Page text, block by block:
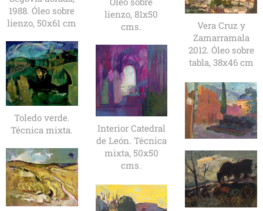
lienzo, 81x50
cms.
1988. Óleo sobre
lienzo, 50x61 cm
Vera Cruz y
Zamarramala
2012. Óleo sobre
tabla, 38x46 cm
Toledo verde.
Técnica mixta.
Interior Catedral
de León. Técnica
mixta, 50x50
cms.